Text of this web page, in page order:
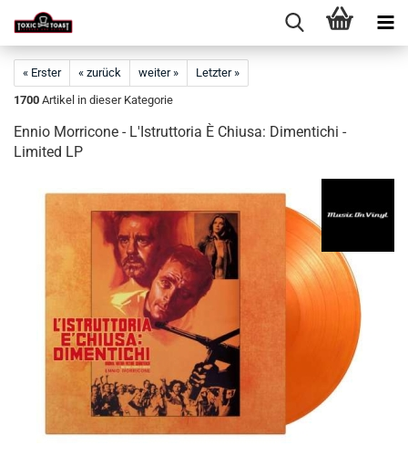
« Erster « zurück weiter »
Letzter »
1700 Artikel in dieser Kategorie
Ennio Morricone - L'Istruttoria È Chiusa: Dimentichi -
Limited LP